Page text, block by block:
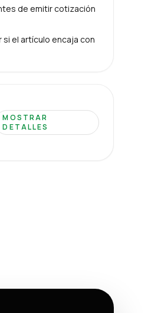
de emitir cotización
el artículo encaja con
MOSTRAR
DETALLES